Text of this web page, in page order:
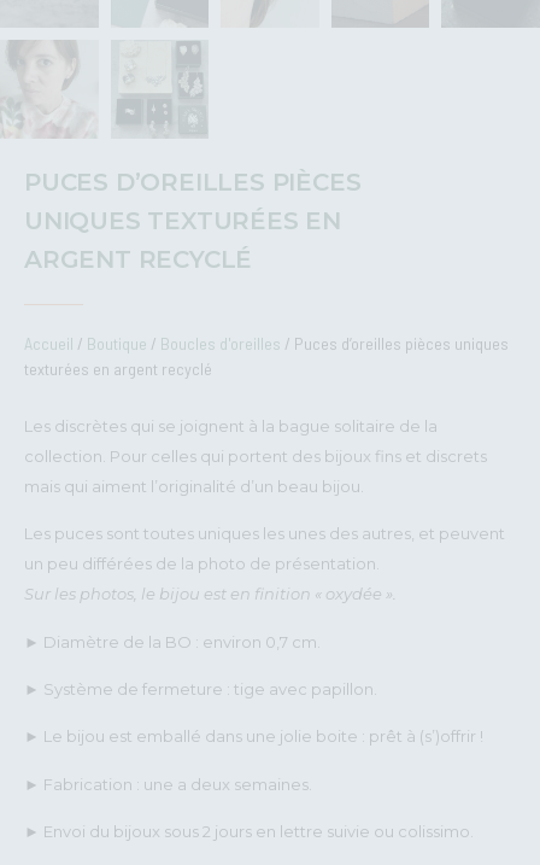
PUCES D’OREILLES PIÈCES
UNIQUES TEXTURÉES EN
ARGENT RECYCLÉ
Accueil / Boutique / Boucles d'oreilles / Puces d’oreilles pièces uniques
texturées en argent recyclé
Les discrètes qui se joignent à la bague solitaire de la
collection. Pour celles qui portent des bijoux fins et discrets
mais qui aiment l’originalité d’un beau bijou.
Les puces sont toutes uniques les unes des autres, et peuvent
un peu différées de la photo de présentation.
Sur les photos, le bijou est en finition « oxydée ».
► Diamètre de la BO : environ 0,7 cm.
► Système de fermeture : tige avec papillon.
► Le bijou est emballé dans une jolie boite : prêt à (s’)offrir !
► Fabrication : une a deux semaines.
► Envoi du bijoux sous 2 jours en lettre suivie ou colissimo.